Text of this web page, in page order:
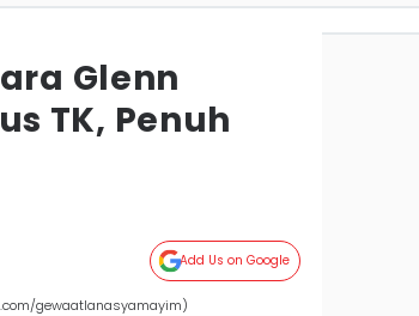
Glenn
TK, Penuh
Add Us on Google
gewaatlanasyamayim)